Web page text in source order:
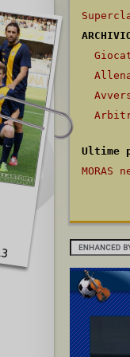
Ultime
MORAS